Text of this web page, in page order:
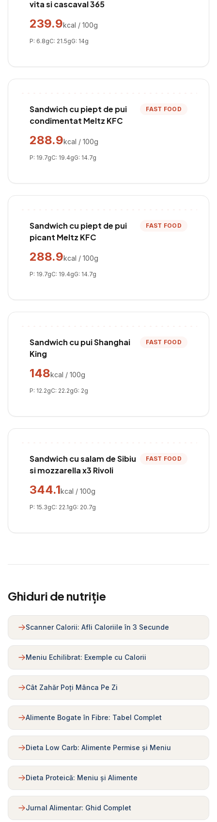
vita si cascaval 365
239.9kcal / 100g
P: 6.8gC: 21.5gG: 14g
Sandwich cu piept de pui
condimentat Meltz KFC
FAST FOOD
288.9kcal / 100g
P: 19.7gC: 19.4gG: 14.7g
Sandwich cu piept de pui
picant Meltz KFC
FAST FOOD
288.9kcal / 100g
P: 19.7gC: 19.4gG: 14.7g
Sandwich cu pui Shanghai
King
FAST FOOD
148kcal / 100g
P: 12.2gC: 22.2gG: 2g
Sandwich cu salam de Sibiu
si mozzarella x3 Rivoli
FAST FOOD
344.1kcal / 100g
P: 15.3gC: 22.1gG: 20.7g
Ghiduri de nutriție
Scanner Calorii: Afli Caloriile în 3 Secunde
Meniu Echilibrat: Exemple cu Calorii
Cât Zahăr Poți Mânca Pe Zi
Alimente Bogate în Fibre: Tabel Complet
Dieta Low Carb: Alimente Permise și Meniu
Dieta Proteică: Meniu și Alimente
Jurnal Alimentar: Ghid Complet